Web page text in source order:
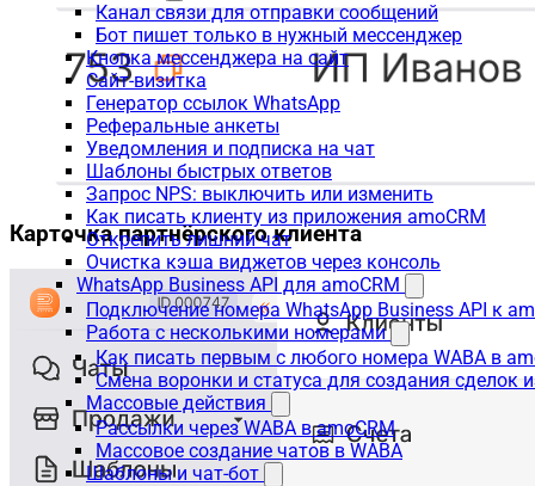
Канал связи для отправки сообщений
Бот пишет только в нужный мессенджер
Кнопка мессенджера на сайт
Сайт-визитка
Генератор ссылок WhatsApp
Реферальные анкеты
Уведомления и подписка на чат
Шаблоны быстрых ответов
Запрос NPS: выключить или изменить
Как писать клиенту из приложения amoCRM
Открепить лишний чат
Очистка кэша виджетов через консоль
WhatsApp Business API для amoCRM
Подключение номера WhatsApp Business API к
Работа с несколькими номерами
Как писать первым с любого номера WABA в
Смена воронки и статуса для создания сделок
Массовые действия
Рассылки через WABA в amoCRM
Массовое создание чатов в WABA
Шаблоны и чат-бот
Карточка партнёрского клиента